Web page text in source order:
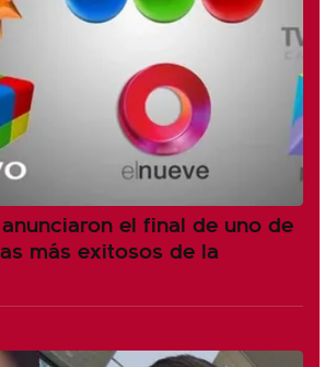
el final de uno de
más exitosos de la